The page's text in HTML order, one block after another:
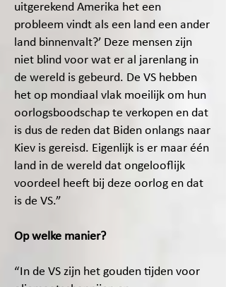
uitgerekend Amerika het een
probleem vindt als een land een ander
land binnenvalt?’ Deze mensen zijn
niet blind voor wat er al jarenlang in
de wereld is gebeurd. De VS hebben
het op mondiaal vlak moeilijk om hun
oorlogsboodschap te verkopen en dat
is dus de reden dat Biden onlangs naar
Kiev is gereisd. Eigenlijk is er maar één
land in de wereld dat ongelooflijk
voordeel heeft bij deze oorlog en dat
is de VS.”
Op welke manier?
“In de VS zijn het gouden tijden voor